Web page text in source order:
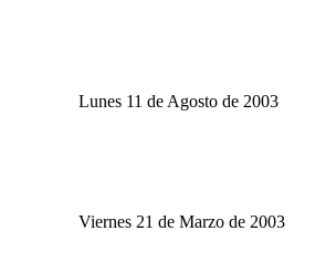
Lunes 11 de Agosto de 2003
Viernes 21 de Marzo de 2003